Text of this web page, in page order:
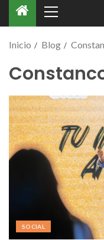
Inicio Blog
SOCIAL